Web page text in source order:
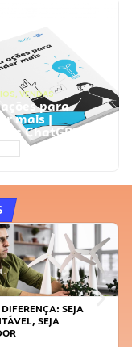
, VENDAS
ações para
mais |
ChatGPT
SEJA
SEJA